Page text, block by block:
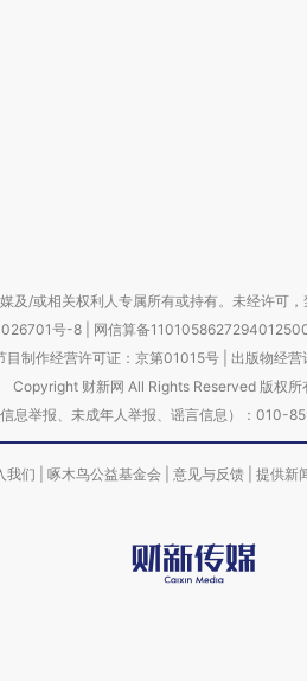
及/或相关权利人专属所有或持有。未经许可
号-8 网信算备
目制作经营许可证：京第01015号| 出版物经
Copyright 财新网 All Rights Reserved 版权所
信息举报、未成年人举报、谣言信息）：
我们 啄木鸟公益基金会 意见与反馈 提供新